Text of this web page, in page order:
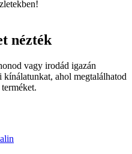
nézték
vagy irodád igazán
ahol megtalálhatod